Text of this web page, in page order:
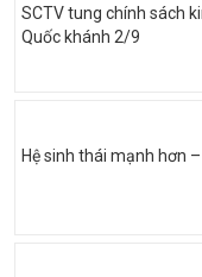
SCTV tung chính sách
Quốc khánh 2/9
Hệ sinh thái mạnh hơn